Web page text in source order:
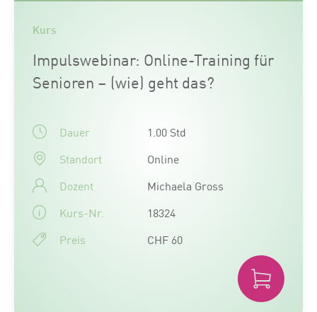
Kurs
Impulswebinar: Online-Training für
Senioren – (wie) geht das?
Dauer
1.00 Std
Standort
Online
Dozent
Michaela Gross
Kurs-Nr.
18324
Preis
CHF 60